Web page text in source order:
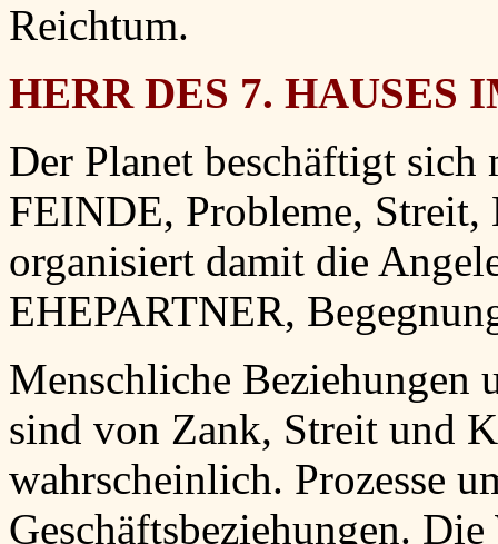
Reichtum.
HERR DES 7. HAUSES
Der Planet beschäftigt sich
FEINDE, Probleme,
organisiert damit die
EHEPARTNER,
Menschliche Beziehungen
sind von Zank, Streit und
wahrscheinlich. Prozesse
Geschäftsbeziehungen.